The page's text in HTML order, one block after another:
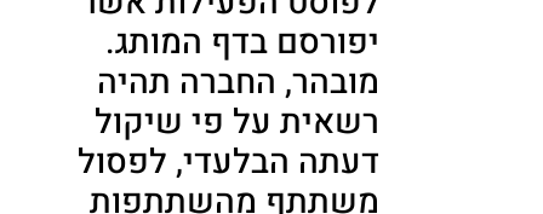
יפורסם בדף המותג.
מובהר, החברה תהיה
רשאית על פי שיקול
דעתה הבלעדי, לפסול
משתתף מהשתתפות